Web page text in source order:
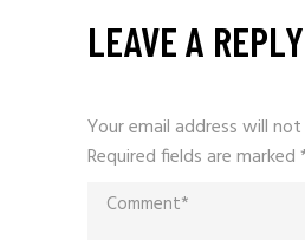
LEAVE A REPLY
Your email address will
Required fields are marked